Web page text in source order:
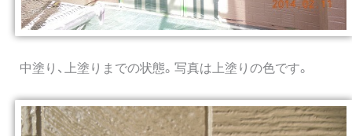
中塗り、上塗りまでの状態。写真は上塗りの色です。